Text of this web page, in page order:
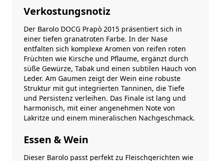
Verkostungsnotiz
Der Barolo DOCG Prapò 2015 präsentiert sich in
einer tiefen granatroten Farbe. In der Nase
entfalten sich komplexe Aromen von reifen roten
Früchten wie Kirsche und Pflaume, ergänzt durch
süße Gewürze, Tabak und einen subtilen Hauch von
Leder. Am Gaumen zeigt der Wein eine robuste
Struktur mit gut integrierten Tanninen, die Tiefe
und Persistenz verleihen. Das Finale ist lang und
harmonisch, mit einer angenehmen Note von
Lakritze und einem mineralischen Nachgeschmack.
Essen & Wein
Dieser Barolo passt perfekt zu Fleischgerichten wie